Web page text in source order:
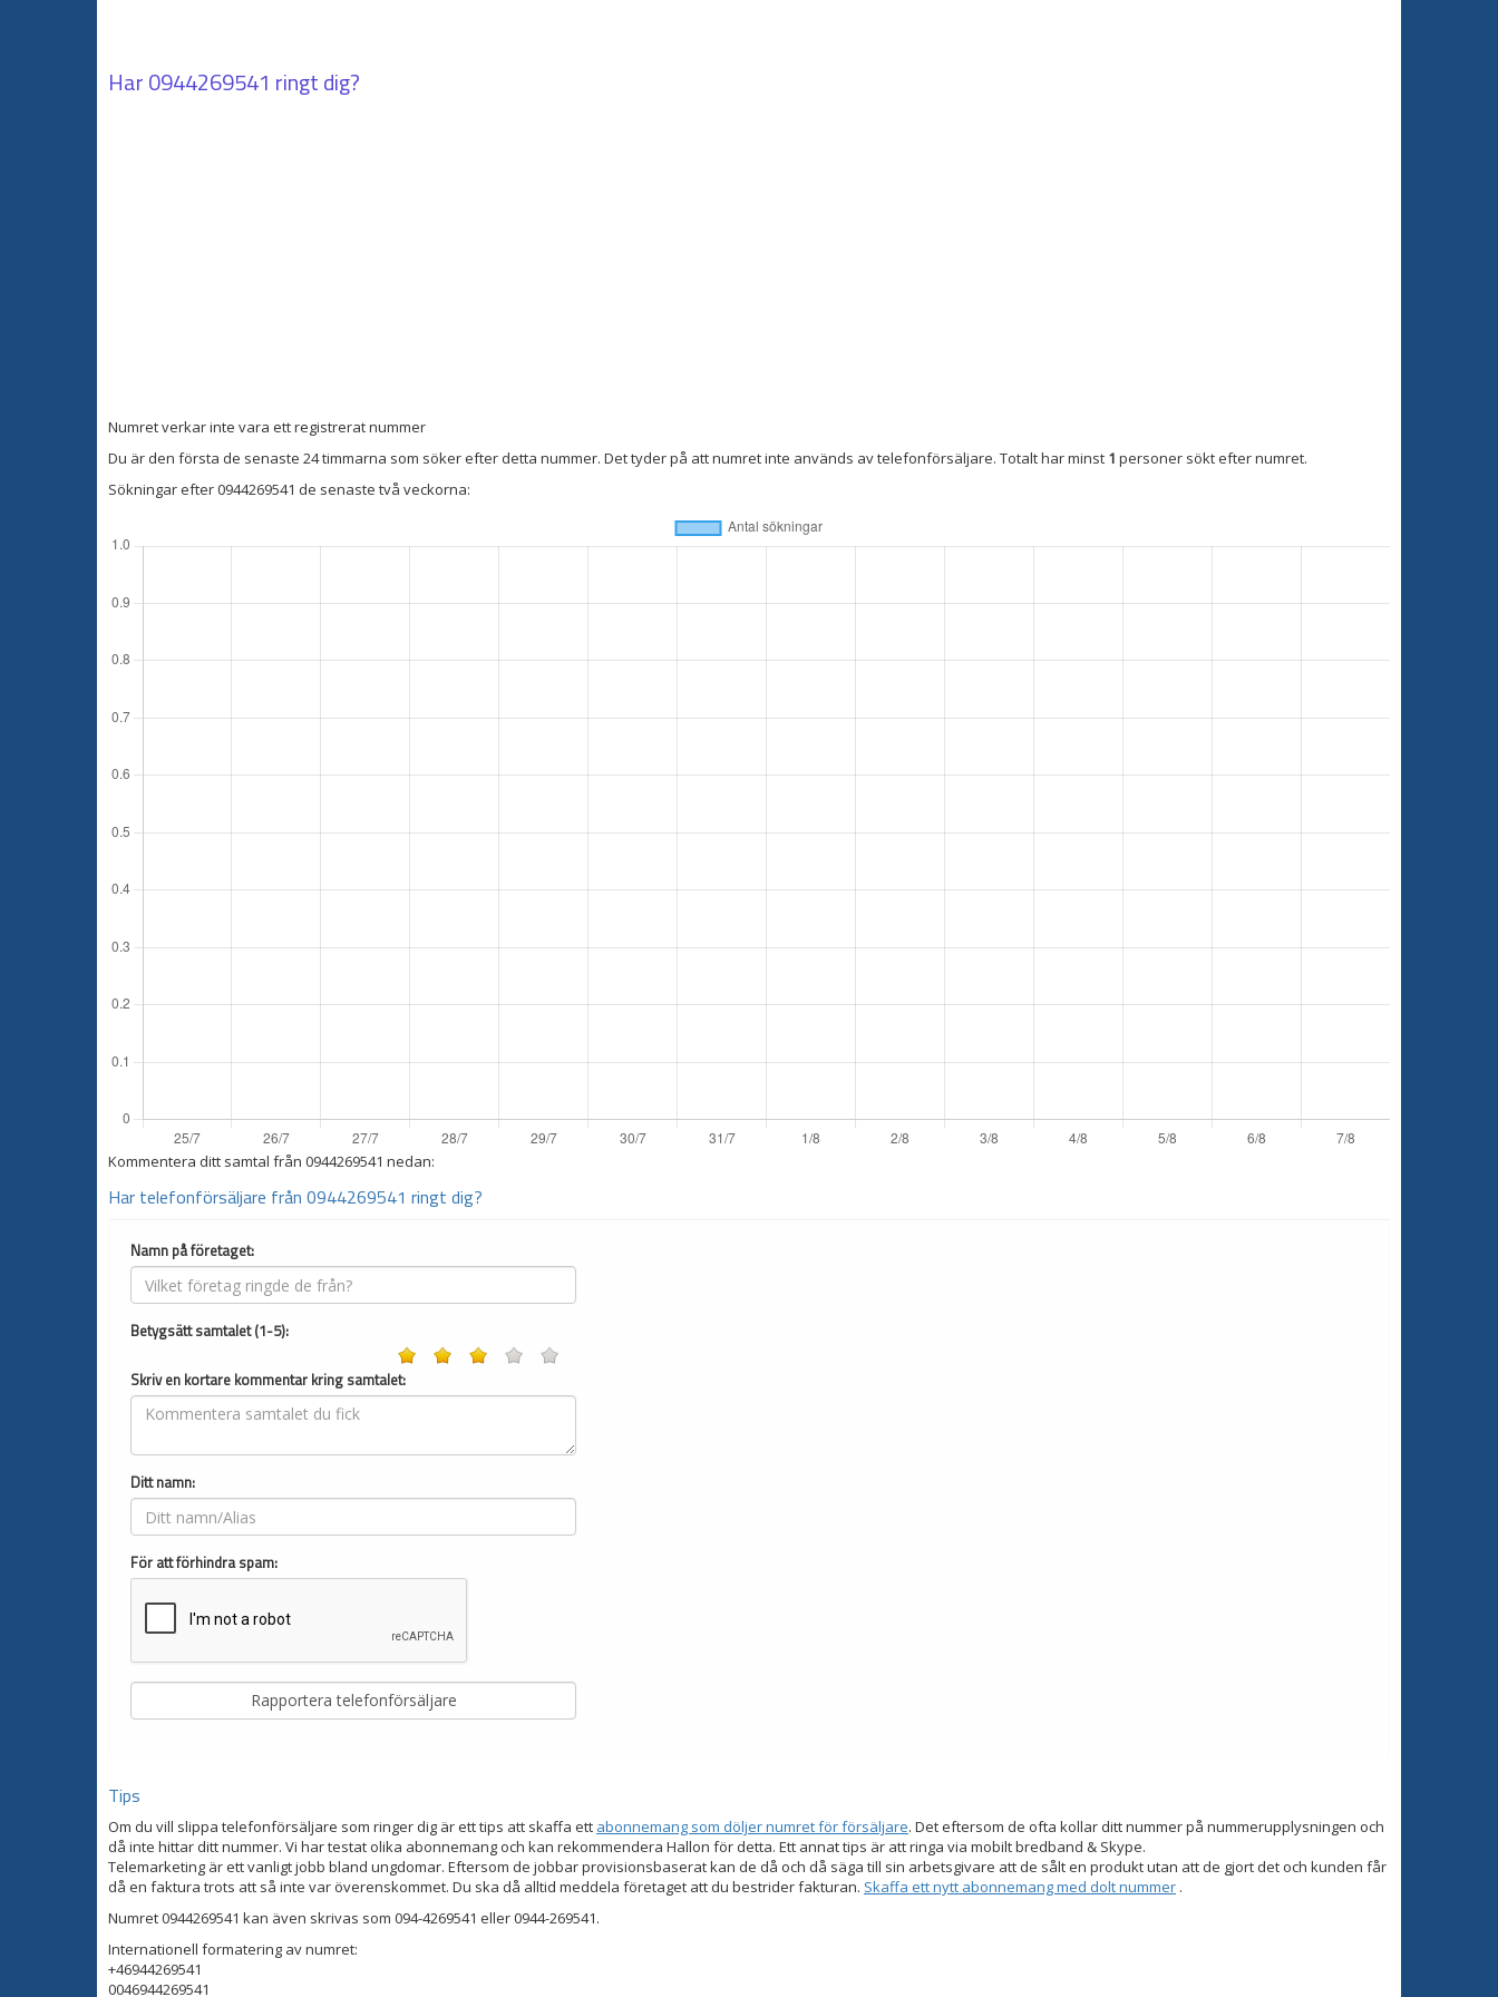
Har0944269541 ringt dig?
Numret verkar inte vara ett registrerat nummer
Du är den första de senaste 24 timmarna som söker efter detta nummer. Det tyder på att numret inte används av telefonförsäljare. Totalt har minst 1 personer sökt efter numret.
Sökningar efter 0944269541 de senaste två veckorna:
Kommentera ditt samtal från 0944269541 nedan:
Har telefonförsäljare från 0944269541 ringt dig?
Namn på företaget:
Betygsätt samtalet (1-5):
Skriv en kortare kommentar kring samtalet:
Ditt namn:
För att förhindra spam:
Tips
Om du vill slippa telefonförsäljare som ringer dig är ett tips att skaffa ett abonnemang som döljer numret för försäljare. Det eftersom de ofta kollar ditt nummer på nummerupplysningen och
då inte hittar ditt nummer. Vi har testat olika abonnemang och kan rekommendera Hallon för detta. Ett annat tips är att ringa via mobilt bredband & Skype.
Telemarketing är ett vanligt jobb bland ungdomar. Eftersom de jobbar provisionsbaserat kan de då och då säga till sin arbetsgivare att de sålt en produkt utan att de gjort det och kunden får
då en faktura trots att så inte var överenskommet. Du ska då alltid meddela företaget att du bestrider fakturan. Skaffa ett nytt abonnemang med dolt nummer .
Numret 0944269541 kan även skrivas som 094-4269541 eller 0944-269541.
Internationell formatering av numret:
+46944269541
0046944269541